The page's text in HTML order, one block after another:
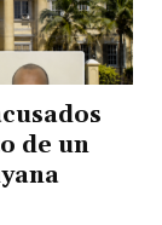
de un